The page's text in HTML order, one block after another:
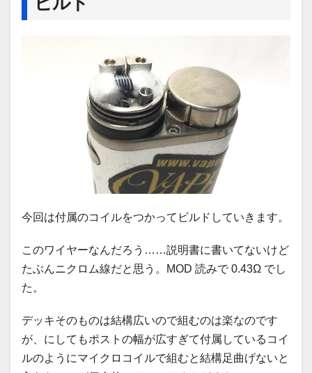
今回は付属のコイルをつかってビルドしていきます。
このワイヤーなんだろう……説明書に書いてないけど
たぶんニクロム線だと思う。MOD 読みで 0.43Ω でし
た。
デッキそのものは結構広いので組むのは楽なのです
が、にしてもポストの幅が広すぎて付属しているコイ
ルのようにマイクロコイルで組むと結構足曲げないと